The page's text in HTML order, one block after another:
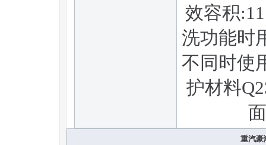
效容积
洗功能时
不同时使
护材料
重汽豪